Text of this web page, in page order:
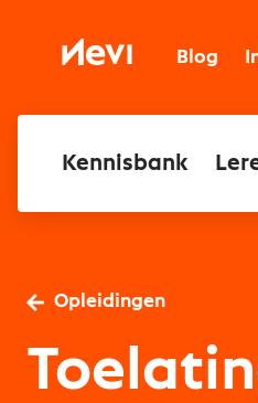
inhoudNevi Blog
Kennisbank
Opleidingen